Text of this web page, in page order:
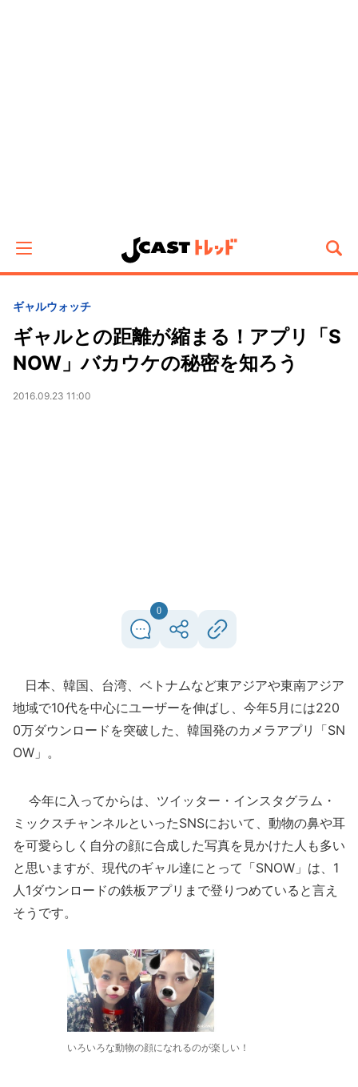
ギャルウォッチ
ギャルとの距離が縮まる！アプリ「S
NOW」バカウケの秘密を知ろう
2016.09.23 11:00
0
日本、韓国、台湾、ベトナムなど東アジアや東南アジア
地域で10代を中心にユーザーを伸ばし、今年5月には220
0万ダウンロードを突破した、韓国発のカメラアプリ「SN
OW」。
今年に入ってからは、ツイッター・インスタグラム・
ミックスチャンネルといったSNSにおいて、動物の鼻や耳
を可愛らしく自分の顔に合成した写真を見かけた人も多い
と思いますが、現代のギャル達にとって「SNOW」は、1
人1ダウンロードの鉄板アプリまで登りつめていると言え
そうです。
いろいろな動物の顔になれるのが楽しい！